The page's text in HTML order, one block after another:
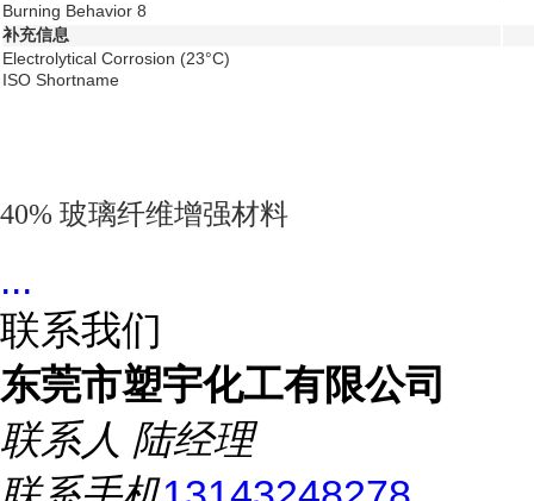
Burning Behavior 8
补充信息
Electrolytical Corrosion (23°C)
ISO Shortname
40% 玻璃纤维增强材料
...
联系我们
东莞市塑宇化工有限公司
联系人 陆经理